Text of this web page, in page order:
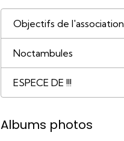
Objectifs de l'association
Noctambules
ESPECE DE !!!
Albums photos